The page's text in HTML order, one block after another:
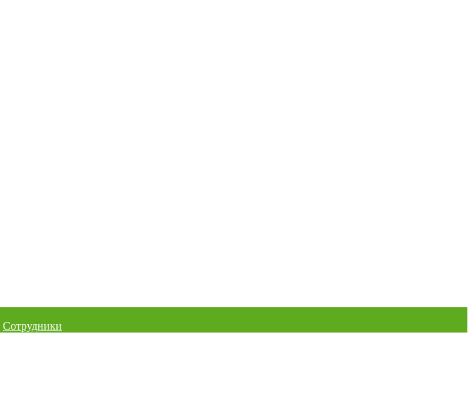
Сотрудники